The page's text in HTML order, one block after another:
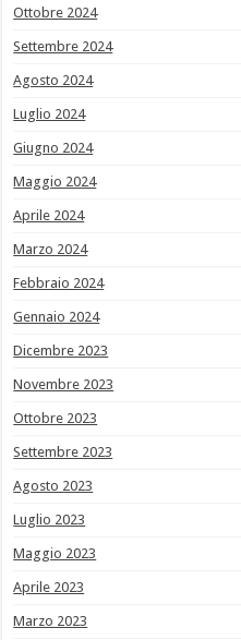
Ottobre 2024
Settembre 2024
Agosto 2024
Luglio 2024
Giugno 2024
Maggio 2024
Aprile 2024
Marzo 2024
Febbraio 2024
Gennaio 2024
Dicembre 2023
Novembre 2023
Ottobre 2023
Settembre 2023
Agosto 2023
Luglio 2023
Maggio 2023
Aprile 2023
Marzo 2023